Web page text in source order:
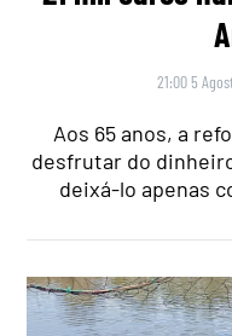
21:00 5
Aos 65 anos, a
desfrutar do
deixá-lo apenas